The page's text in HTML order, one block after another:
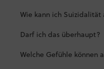
Wie kann ich Suizidalität
Darf ich das überhaupt?
Welche Gefühle können